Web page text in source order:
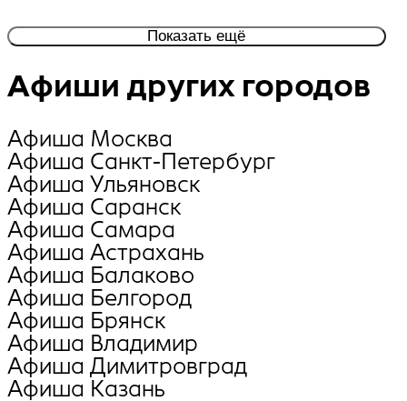
Показать ещё
Афиши других городов
Афиша Москва
Афиша Санкт-Петербург
Афиша Ульяновск
Афиша Саранск
Афиша Самара
Афиша Астрахань
Афиша Балаково
Афиша Белгород
Афиша Брянск
Афиша Владимир
Афиша Димитровград
Афиша Казань